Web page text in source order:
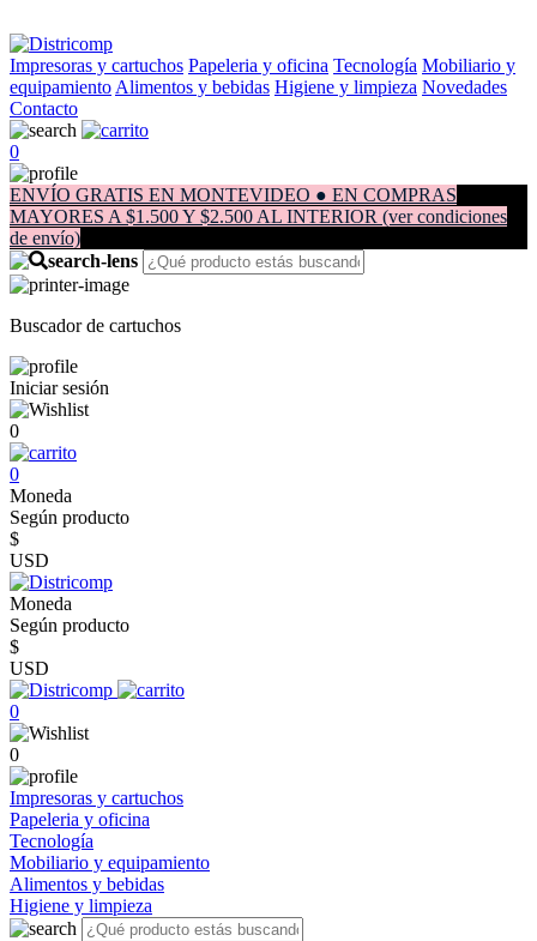
Impresoras y cartuchos Papeleria y oficina Tecnología Mobiliario y
equipamiento Alimentos y bebidas Higiene y limpieza Novedades
Contacto
0
ENVÍO GRATIS EN MONTEVIDEO ● EN COMPRAS
MAYORES A $1.500 Y $2.500 AL INTERIOR (ver condiciones
de envío)
Buscador de cartuchos
Iniciar sesión
0
0
Moneda
Según producto
$
USD
Moneda
Según producto
$
USD
0
0
Impresoras y cartuchos
Papeleria y oficina
Tecnología
Mobiliario y equipamiento
Alimentos y bebidas
Higiene y limpieza